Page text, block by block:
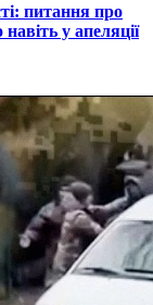
питання про
у апеляції